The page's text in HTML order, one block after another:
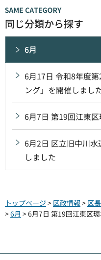
同じ分類から探す
6月
6月17日 令和8年度
ング」を開催しまし
6月7日 第19回江東
6月2日 区立旧中川
しました
トップページ > 区政情報 > 区
>6月 > 6月7日 第19回江東区